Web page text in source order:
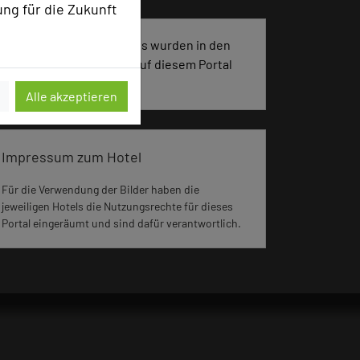
für die Zukunft
Alle akzeptieren
2453 Seiten dieses Hotels wurden in den
vergangenen 30 Tagen auf diesem Portal
aufgerufen.
Impressum zum Hotel
Für die Verwendung der Bilder haben die
jeweiligen Hotels die Nutzungsrechte für dieses
Portal eingeräumt und sind dafür verantwortlich.